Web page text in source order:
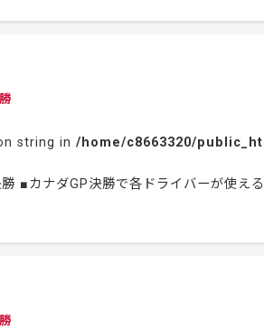
string in /home/c8663320/
■カナダGP決勝で各ドライバーが使